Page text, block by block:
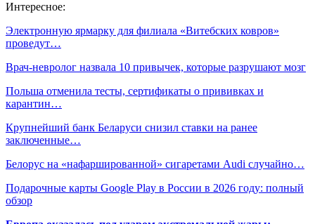
Интересное:
Электронную ярмарку для филиала «Витебских ковров»
проведут…
Врач-невролог назвала 10 привычек, которые разрушают мозг
Польша отменила тесты, сертификаты о прививках и
карантин…
Крупнейший банк Беларуси снизил ставки на ранее
заключенные…
Белорус на «нафаршированной» сигаретами Audi случайно…
Подарочные карты Google Play в России в 2026 году: полный
обзор